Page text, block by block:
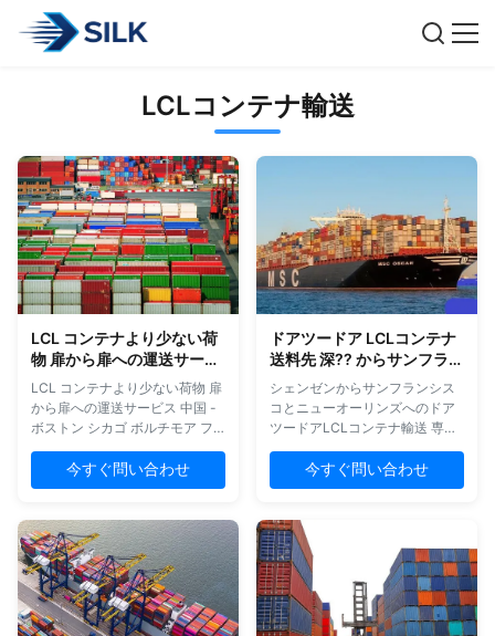
LCLコンテナ輸送
LCL コンテナより少ない荷
物 扉から扉への運送サービ
ス 中国 - ボストン シカゴ ボ
ルチモア フォス
LCL コンテナより少ない荷物 扉
から扉への運送サービス 中国 -
ボストン シカゴ ボルチモア フ
ンテナ積荷より少ない) ドアツー
ドア輸送サービスは,中国とボス
ャンを含む米国の主要目的地を
つなげています.アマゾンのFBA
輸送を専門としています海運,航
空運輸,倉庫,関税申告,内陸輸送,
輸入/輸出サービス.個人化輸送ソ
リューションのために今日,当社
今すぐ問い合わせ
ドアツードア LCLコンテナ
送料先 深?? からサンフラン
シスコ ニューオーリンズ
シェンゼンからサンフランシス
コとニューオーリンズへのドア
ツードアLCLコンテナ輸送 専門
深?? からサンフランシスコやニ
ューオーリンズを含む米国の主
物配送を提供しています. 総合航
海サービス 拾い上げ,LCL,FCL,
統合サービス 税関申告と清算 文
書処理 トラック輸送とドロップ
輸送 シェンゼンとアメリカの支
店で7日間の無料倉庫保管 安全
今すぐ問い合わせ